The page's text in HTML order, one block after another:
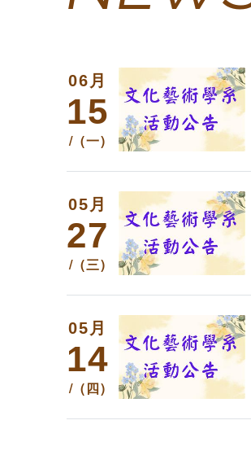
06
15
(一)
05
27
(三)
05
14
(四)